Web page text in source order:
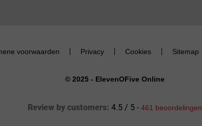
voorwaarden Privacy Cookies Sitemap
© 2025 - ElevenOFive Online
Review by customers: 4.5 / 5 - 461 beoordelingen